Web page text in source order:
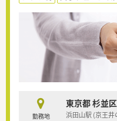
勤務地
東京都 杉並区
浜田山駅 (京王井